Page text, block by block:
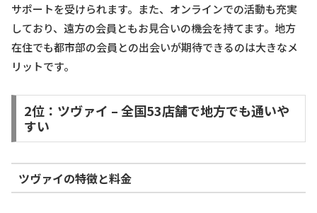
サポートを受けられます。また、オンラインでの活動も充実
しており、遠方の会員ともお見合いの機会を持てます。地方
在住でも都市部の会員との出会いが期待できるのは大きなメ
リットです。
2位：ツヴァイ – 全国53店舗で地方でも通いや
すい
ツヴァイの特徴と料金